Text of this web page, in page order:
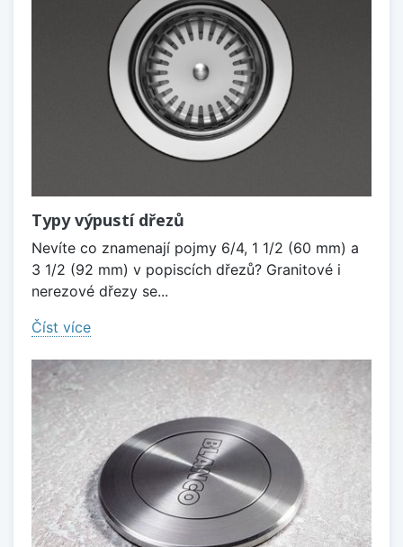
Typy výpustí dřezů
Nevíte co znamenají pojmy 6/4, 1 1/2 (60 mm) a
3 1/2 (92 mm) v popiscích dřezů? Granitové i
nerezové dřezy se...
Číst více